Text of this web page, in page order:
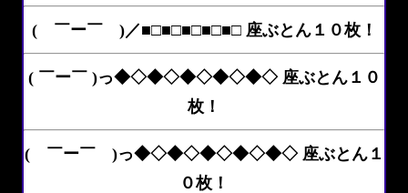
( ￣ー￣ )／■□■□■□■□■□ 座ぶとん１０枚！
( ￣ー￣ )っ◆◇◆◇◆◇◆◇◆◇ 座ぶとん１０
枚！
( ￣ー￣ )っ◆◇◆◇◆◇◆◇◆◇ 座ぶとん１
０枚！